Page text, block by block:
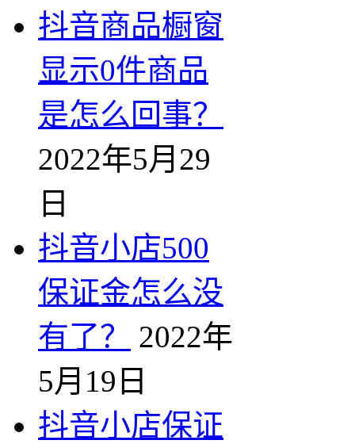
抖音商品橱窗
显示0件商品
是怎么回事？
2022年5月29
日
抖音小店500
保证金怎么没
有了？
2022年
5月19日
抖音小店保证